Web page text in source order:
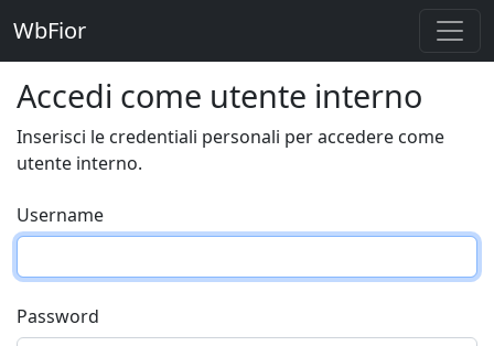
WbFior
Accedi come utente interno
Inserisci le credentiali personali per accedere come
utente interno.
Username
Password